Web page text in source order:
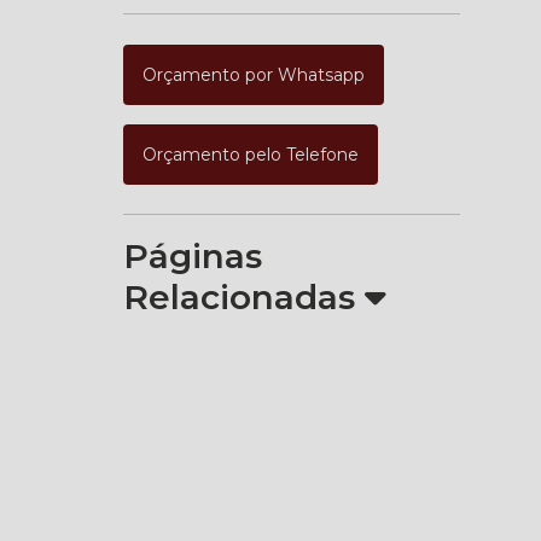
Orçamento por Whatsapp
Orçamento pelo Telefone
Páginas
Relacionadas